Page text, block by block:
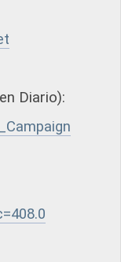
Diario):